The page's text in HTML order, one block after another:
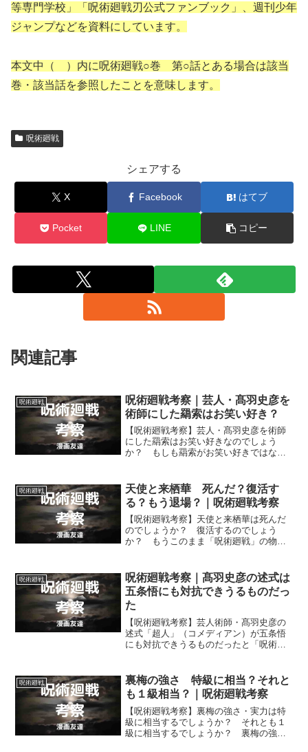
等専門学校」「呪術廻戦刃公式ファンブック」、週刊少年
ジャンプなどを資料にしています。
本文中（ ）内に呪術廻戦○巻 第○話とある場合は該当
巻・該当話を参照したことを意味します。
呪術廻戦
シェアする
X Facebook はてブ
Pocket LINE コピー
関連記事
呪術廻戦
呪術廻戦考察｜芸人・髙羽史彦を
術師にした羂索はお笑い好き？
【呪術廻戦考察】芸人・髙羽史彦を術師
にした羂索はお笑い好きなのでしょう
か？ もしも羂索がお笑い好きではなか
かとも思えますが。
呪術廻戦
天使と来栖華 死んだ？復活す
る？もう退場？｜呪術廻戦考察
【呪術廻戦考察】天使と来栖華は死んだ
のでしょうか？ 復活するのでしょう
か？ もうこのまま「呪術廻戦」の物語
か、そして復活はあるのかないのかを考
えます。
呪術廻戦
呪術廻戦考察｜髙羽史彦の述式は
五条悟にも対抗できうるものだっ
た
【呪術廻戦考察】芸人術師・髙羽史彦の
述式「超人」（コメディアン）が五条悟
にも対抗できうるものだったと「呪術廻
たいどうなるでしょうか？
呪術廻戦
裏梅の強さ 特級に相当？それと
も１級相当？｜呪術廻戦考察
【呪術廻戦考察】裏梅の強さ・実力は特
級に相当するでしょうか？ それとも１
級に相当するでしょうか？ 裏梅の強